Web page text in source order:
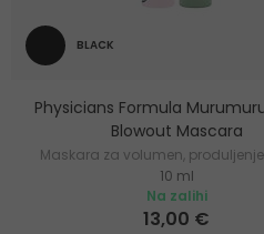
BLACK
Physicians Formula
Blowout Mascara
Maskara za volumen,
trepavica
10 ml
Na zalihi
13,00 €